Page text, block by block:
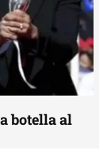
botella al